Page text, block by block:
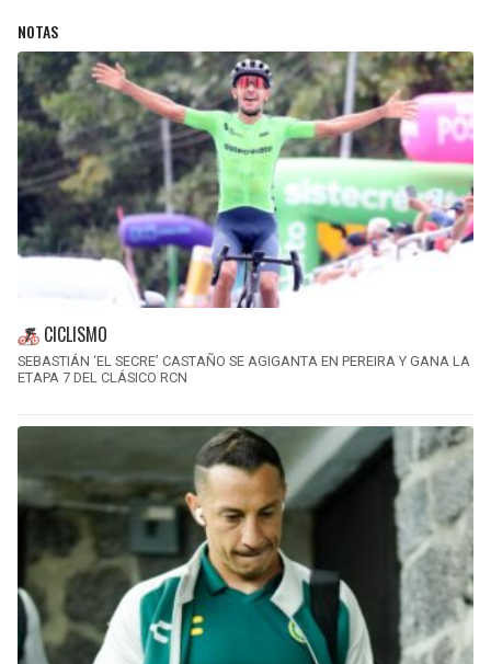
NOTAS
CICLISMO
SEBASTIÁN ‘EL SECRE’ CASTAÑO SE AGIGANTA EN PEREIRA Y GANA LA
ETAPA 7 DEL CLÁSICO RCN